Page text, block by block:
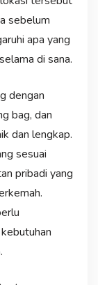
sebelum
apa yang
di sana.
dengan
bag, dan
dan lengkap.
sesuai
pribadi yang